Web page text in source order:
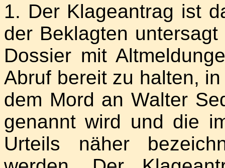
1. Der Klageantrag ist
der Beklagten
Dossier mit
Abruf bereit zu halten,
dem Mord an Walter
genannt wird und die
Urteils näher